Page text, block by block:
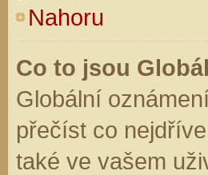
Nahoru
Co to jsou
Globální
přečíst co
také ve vašem